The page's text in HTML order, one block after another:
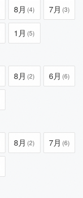
8月 (4) 7月 (3)
1月 (5)
8月 (2) 6月 (6)
8月 (2) 7月 (6)